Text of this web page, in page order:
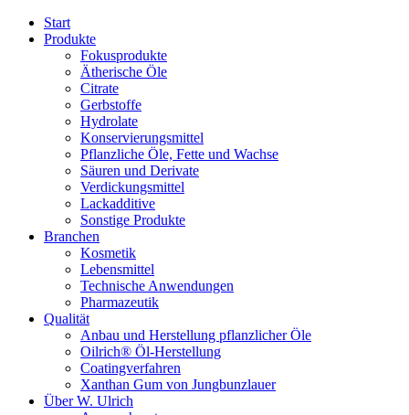
Start
Produkte
Fokusprodukte
Ätherische Öle
Citrate
Gerbstoffe
Hydrolate
Konservierungsmittel
Pflanzliche Öle, Fette und Wachse
Säuren und Derivate
Verdickungsmittel
Lackadditive
Sonstige Produkte
Branchen
Kosmetik
Lebensmittel
Technische Anwendungen
Pharmazeutik
Qualität
Anbau und Herstellung pflanzlicher Öle
Oilrich® Öl-Herstellung
Coatingverfahren
Xanthan Gum von Jungbunzlauer
Über W. Ulrich